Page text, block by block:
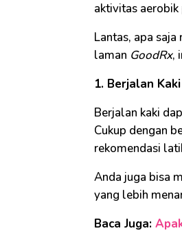
aktivitas
Lantas, apa
laman GoodRx,
1. Berjalan Kaki
Berjalan kaki
Cukup dengan
rekomendasi
Anda juga bisa
yang lebih
Baca Juga: